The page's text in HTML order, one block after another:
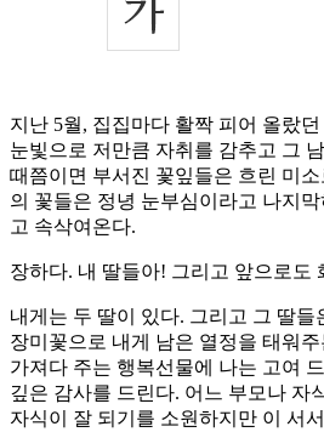
지난 5월, 집집마다 활짝 피어 올랐
눈빛으로 저만큼 자취를 감추고 그
때쯤이면 부서진 꽃잎들은 흐린 미
의 꽃들은 정녕 눈부심이라고 나지
고 속삭여온다.
장하다. 내 딸들아! 그리고 앞으로도
내게는 두 딸이 있다. 그리고 그 딸들
장미꽃으로 내게 남은 열정을 태워주
가져다 주는 행복선물에 나는 고여
깊은 감사를 드린다. 어느 부모나 자
자식이 잘 되기를 소원하지만 이 서